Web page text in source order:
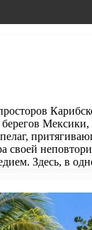
Мексики,
своей
Здесь, в